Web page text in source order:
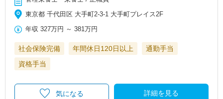
東京都 千代田区 大手町2-3-1 大手町プレイス2F
年収 327万円 ～381万円
社会保険完備 年間休日120日以上
通勤手当
資格手当
詳細を見る
気になる